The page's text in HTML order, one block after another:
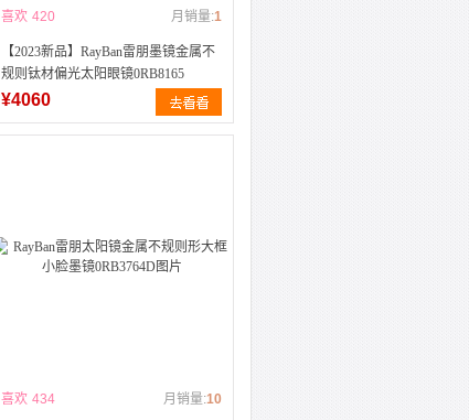
喜欢 420 月销量:1
【2023新品】RayBan雷朋墨镜金属不
规则钛材偏光太阳眼镜0RB8165
¥4060
喜欢 434 月销量:10